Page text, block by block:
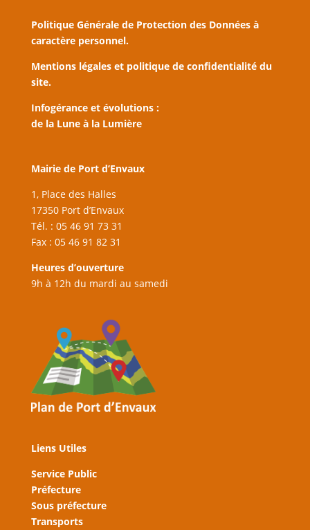
Politique Générale de Protection des Données à
caractère personnel.
Mentions légales et politique de confidentialité du
site.
Infogérance et évolutions :
de la Lune à la Lumière
Mairie de Port d’Envaux
1, Place des Halles
17350 Port d’Envaux
Tél. : 05 46 91 73 31
Fax : 05 46 91 82 31
Heures d’ouverture
9h à 12h du mardi au samedi
Liens Utiles
Service Public
Préfecture
Sous préfecture
Transports